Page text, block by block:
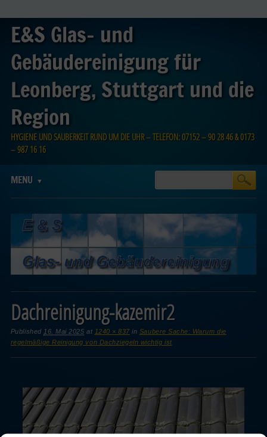
E&S Glas- und
Gebäudereinigung für
Leonberg, Stuttgart und die
Region
HYGIENE UND SAUBERKEIT RUND UM DIE UHR – TELEFON: 07152 – 90 28 46 & 0173
– 987 16 16
Main menu
MENU
Dachreinigung-kazemir2
Published 16. Mai 2025 at 1240 × 837in Saubere Sache: Warum die
regelmäßige Reinigung von Dachziegeln wichtig ist